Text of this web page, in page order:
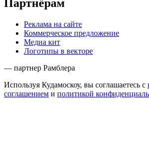
Партнёрам
Реклама на сайте
Коммерческое предложение
Медиа кит
Логотипы в векторе
— партнер Рамблера
Используя Кудамоскоу, вы соглашаетесь с
соглашением и политикой